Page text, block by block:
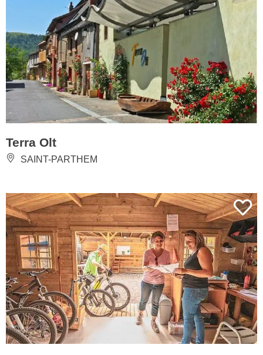
Terra Olt
SAINT-PARTHEM